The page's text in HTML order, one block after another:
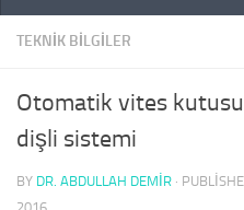
TEKNIK BILGILER
Otomatik vites
dişli sistemi
BY DR. ABDULLAH DEMİR ·